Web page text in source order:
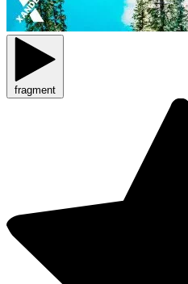
fragment